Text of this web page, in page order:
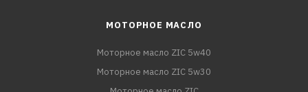
МОТОРНОЕ МАСЛО
Моторное масло ZIC 5w40
Моторное масло ZIC 5w30